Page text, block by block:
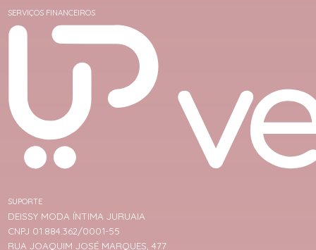
SERVIÇOS FINANCEIROS
SUPORTE
DEISSY MODA ÍNTIMA JURUAIA
CNPJ 01.884.362/0001-55
RUA JOAQUIM JOSÉ MARQUES, 477